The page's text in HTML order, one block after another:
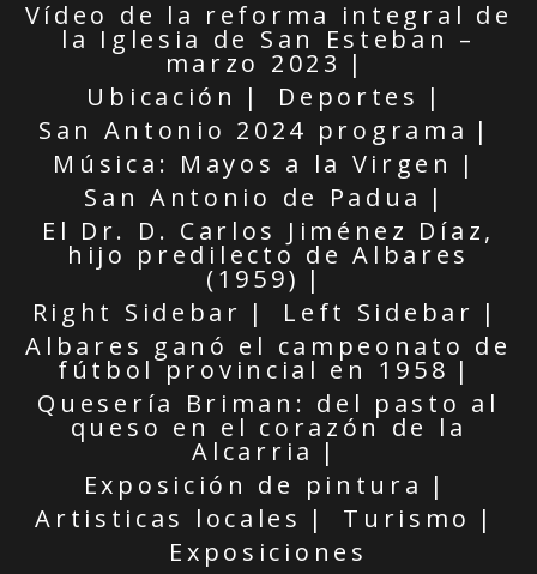
Vídeo de la reforma integral de
la Iglesia de San Esteban –
marzo 2023
Ubicación
Deportes
San Antonio 2024 programa
Música: Mayos a la Virgen
San Antonio de Padua
El Dr. D. Carlos Jiménez Díaz,
hijo predilecto de Albares
(1959)
Right Sidebar
Left Sidebar
Albares ganó el campeonato de
fútbol provincial en 1958
Quesería Briman: del pasto al
queso en el corazón de la
Alcarria
Exposición de pintura
Artisticas locales
Turismo
Exposiciones